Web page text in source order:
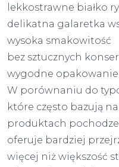
lekkostrawne białko
delikatna galaretka
wysoka smakowitość
bez sztucznych
wygodne opakowanie
W porównaniu do
które często bazują
produktach
oferuje bardziej
więcej niż większość